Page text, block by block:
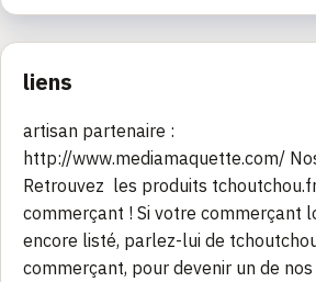
liens
artisan partenaire :
http://www.mediamaquette.com/
Retrouvez les produits
commerçant ! Si votre commerçant
encore listé, parlez-lui de
commerçant, pour devenir un de